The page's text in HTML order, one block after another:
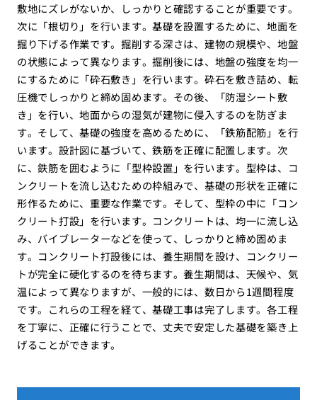
敷地にズレがないか、しっかりと確認することが重要です。
次に「根切り」を行います。基礎を設置するために、地面を
掘り下げる作業です。掘削する深さは、建物の規模や、地盤
の状態によって異なります。掘削後には、地盤の強度を均一
にするために「砕石敷き」を行います。砕石を敷き詰め、転
圧機でしっかりと締め固めます。その後、「防湿シート敷
き」を行い、地面からの湿気が建物に侵入するのを防ぎま
す。そして、基礎の強度を高めるために、「鉄筋配筋」を行
います。設計図に基づいて、鉄筋を正確に配置します。次
に、鉄筋を囲むように「型枠設置」を行います。型枠は、コ
ンクリートを流し込むための枠組みで、基礎の形状を正確に
形作るために、重要な作業です。そして、型枠の中に「コン
クリート打設」を行います。コンクリートは、均一に流し込
み、バイブレーターなどを使って、しっかりと締め固めま
す。コンクリート打設後には、養生期間を設け、コンクリー
トが完全に硬化するのを待ちます。養生期間は、天候や、気
温によって異なりますが、一般的には、数日から1週間程度
です。これらの工程を経て、基礎工事は完了します。各工程
を丁寧に、正確に行うことで、丈夫で安定した基礎を築き上
げることができます。